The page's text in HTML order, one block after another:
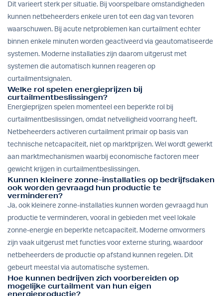
Dit varieert sterk per situatie. Bij voorspelbare omstandigheden
kunnen netbeheerders enkele uren tot een dag van tevoren
waarschuwen. Bij acute netproblemen kan curtailment echter
binnen enkele minuten worden geactiveerd via geautomatiseerde
systemen. Moderne installaties zijn daarom uitgerust met
systemen die automatisch kunnen reageren op
curtailmentsignalen.
Welke rol spelen energieprijzen bij
curtailmentbeslissingen?
Energieprijzen spelen momenteel een beperkte rol bij
curtailmentbeslissingen, omdat netveiligheid voorrang heeft.
Netbeheerders activeren curtailment primair op basis van
technische netcapaciteit, niet op marktprijzen. Wel wordt gewerkt
aan marktmechanismen waarbij economische factoren meer
gewicht krijgen in curtailmentbeslissingen.
Kunnen kleinere zonne-installaties op bedrijfsdaken
ook worden gevraagd hun productie te
verminderen?
Ja, ook kleinere zonne-installaties kunnen worden gevraagd hun
productie te verminderen, vooral in gebieden met veel lokale
zonne-energie en beperkte netcapaciteit. Moderne omvormers
zijn vaak uitgerust met functies voor externe sturing, waardoor
netbeheerders de productie op afstand kunnen regelen. Dit
gebeurt meestal via automatische systemen.
Hoe kunnen bedrijven zich voorbereiden op
mogelijke curtailment van hun eigen
energieproductie?